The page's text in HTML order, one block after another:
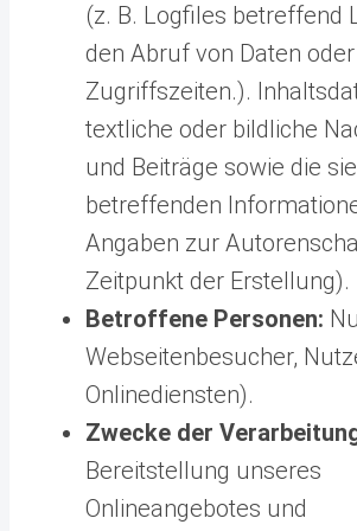
(z. B. Logfiles betreffend
den Abruf von Daten oder
Zugriffszeiten.).
textliche oder bildliche
und Beiträge sowie die sie
betreffenden
Angaben zur
Zeitpunkt der Erstellung).
Betroffene Personen:
Webseitenbesucher,
Onlinediensten).
Zwecke der
Bereitstellung unseres
Onlineangebotes und